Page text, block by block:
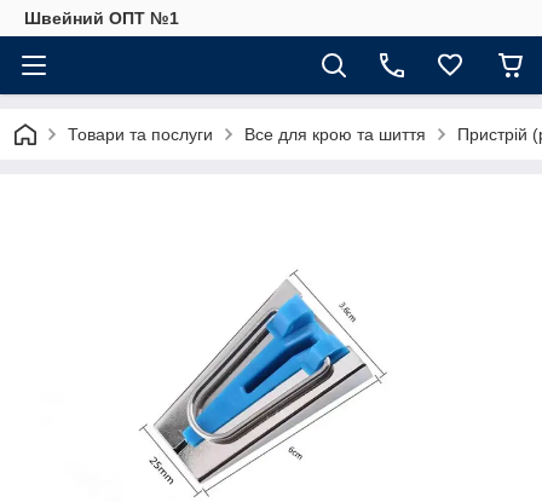
Швейний ОПТ №1
Товари та послуги Все для крою та шиття Пристрій